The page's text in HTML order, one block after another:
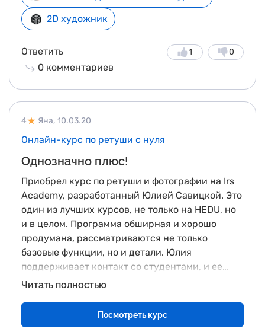
2D художник
Ответить
0 комментариев
0
1
4 10.03.20
Яна,
Онлайн-курс по ретуши с нуля
Однозначно плюс!
Приобрел курс по ретуши и фотографии на Irs
Academy, разработанный Юлией Савицкой. Это
один из лучших курсов, не только на HEDU, но
и в целом. Программа обширная и хорошо
продумана, рассматриваются не только
базовые функции, но и детали. Юлия
поддерживает контакт со студентами, и ее
методика обучения направлена на понимание,
действительно стоит своих денег, сертификат
является приятным материальным
Читать полностью
Посмотреть курс